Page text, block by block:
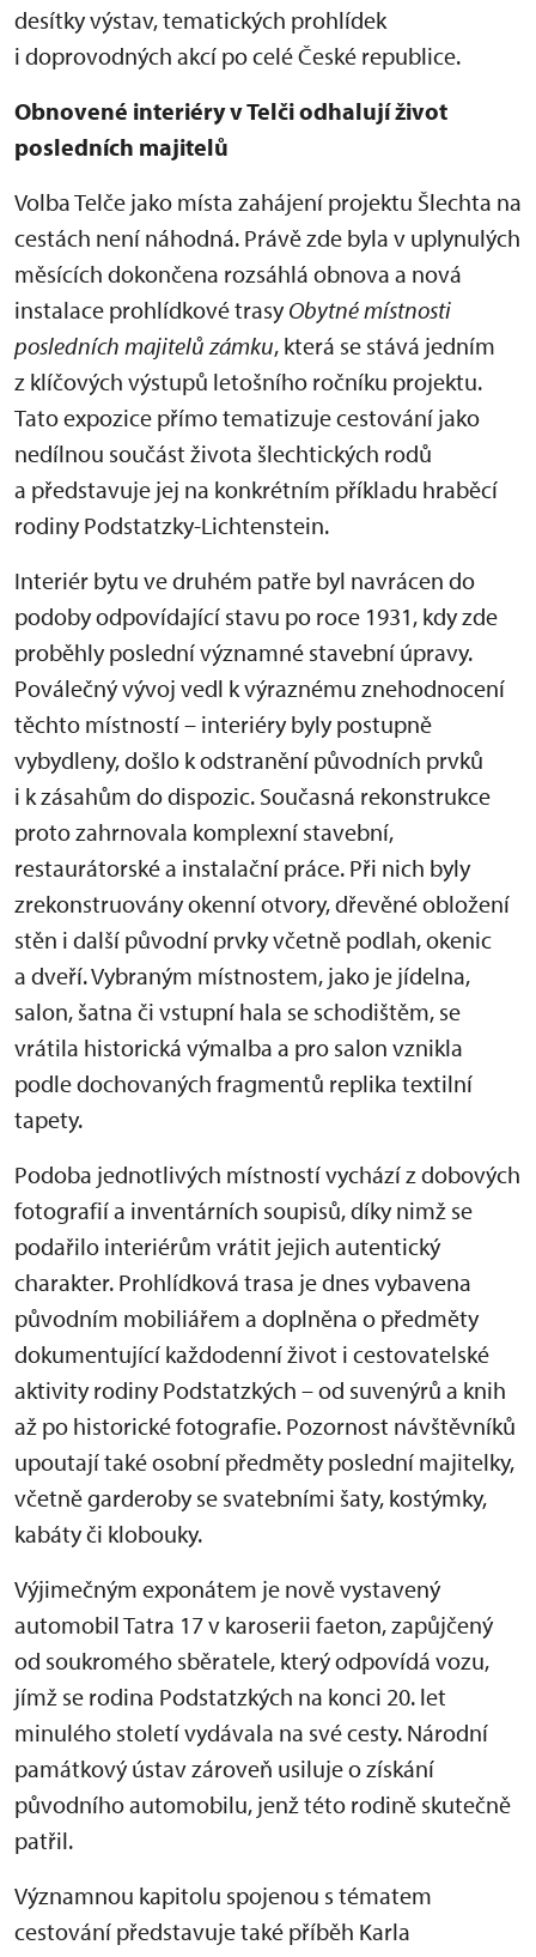
desítky výstav, tematických prohlídek
i doprovodných akcí po celé České republice.
Obnovené interiéry v Telči odhalují život
posledních majitelů
Volba Telče jako místa zahájení projektu Šlechta na
cestách není náhodná. Právě zde byla v uplynulých
měsících dokončena rozsáhlá obnova a nová
instalace prohlídkové trasy Obytné místnosti
posledních majitelů zámku, která se stává jedním
z klíčových výstupů letošního ročníku projektu.
Tato expozice přímo tematizuje cestování jako
nedílnou součást života šlechtických rodů
a představuje jej na konkrétním příkladu hraběcí
rodiny Podstatzky-Lichtenstein.
Interiér bytu ve druhém patře byl navrácen do
podoby odpovídající stavu po roce 1931, kdy zde
proběhly poslední významné stavební úpravy.
Poválečný vývoj vedl k výraznému znehodnocení
těchto místností – interiéry byly postupně
vybydleny, došlo k odstranění původních prvků
i k zásahům do dispozic. Současná rekonstrukce
proto zahrnovala komplexní stavební,
restaurátorské a instalační práce. Při nich byly
zrekonstruovány okenní otvory, dřevěné obložení
stěn i další původní prvky včetně podlah, okenic
a dveří. Vybraným místnostem, jako je jídelna,
salon, šatna či vstupní hala se schodištěm, se
vrátila historická výmalba a pro salon vznikla
podle dochovaných fragmentů replika textilní
tapety.
Podoba jednotlivých místností vychází z dobových
fotografií a inventárních soupisů, díky nimž se
podařilo interiérům vrátit jejich autentický
charakter. Prohlídková trasa je dnes vybavena
původním mobiliářem a doplněna o předměty
dokumentující každodenní život i cestovatelské
aktivity rodiny Podstatzkých – od suvenýrů a knih
až po historické fotografie. Pozornost návštěvníků
upoutají také osobní předměty poslední majitelky,
včetně garderoby se svatebními šaty, kostýmky,
kabáty či klobouky.
Výjimečným exponátem je nově vystavený
automobil Tatra 17 v karoserii faeton, zapůjčený
od soukromého sběratele, který odpovídá vozu,
jímž se rodina Podstatzkých na konci 20. let
minulého století vydávala na své cesty. Národní
památkový ústav zároveň usiluje o získání
původního automobilu, jenž této rodině skutečně
patřil.
Významnou kapitolu spojenou s tématem
cestování představuje také příběh Karla